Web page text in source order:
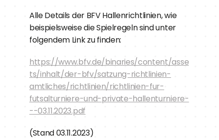
Alle Details der BFV Hallenrichtlinien, wie
beispielsweise die Spielregeln sind unter
folgendem Link zu finden:
https://www.bfv.de/binaries/content/asse
ts/inhalt/der-bfv/satzung-richtlinien-
amtliches/richtlinien/richtlinien-fur-
futsalturniere-und-private-hallenturniere-
--03.11.2023.pdf
(Stand 03.11.2023)